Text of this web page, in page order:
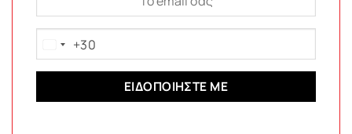
Greece
+30
+30